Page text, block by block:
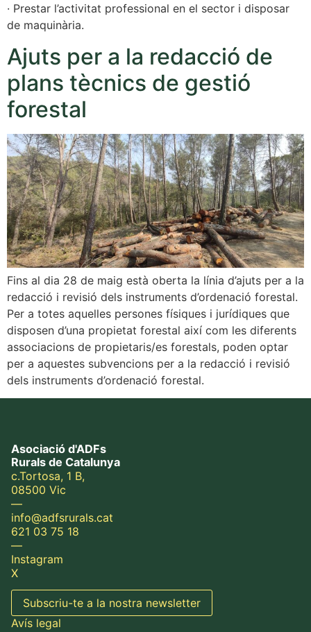
· Prestar l’activitat professional en el sector i disposar
de maquinària.
Ajuts per a la redacció de
plans tècnics de gestió
forestal
Fins al dia 28 de maig està oberta la línia d’ajuts per a la
redacció i revisió dels instruments d’ordenació forestal.
Per a totes aquelles persones físiques i jurídiques que
disposen d’una propietat forestal així com les diferents
associacions de propietaris/es forestals, poden optar
per a aquestes subvencions per a la redacció i revisió
dels instruments d’ordenació forestal.
Asociació d'ADFs
Rurals de Catalunya
c.Tortosa, 1 B,
08500 Vic
—
info@adfsrurals.cat
621 03 75 18
—
Instagram
X
Subscriu-te a la nostra newsletter
Avís legal